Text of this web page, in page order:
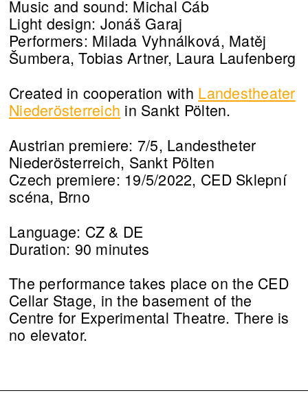
Music and sound: Michal Cáb
Light design: Jonáš Garaj
Performers: Milada Vyhnálková, Matěj
Šumbera, Tobias Artner, Laura Laufenberg
Created in cooperation with Landestheater
Niederösterreich in Sankt Pölten.
Austrian premiere: 7/5, Landestheter
Niederösterreich, Sankt Pölten
Czech premiere: 19/5/2022, CED Sklepní
scéna, Brno
Language: CZ & DE
Duration: 90 minutes
The performance takes place on the CED
Cellar Stage, in the basement of the
Centre for Experimental Theatre. There is
no elevator.